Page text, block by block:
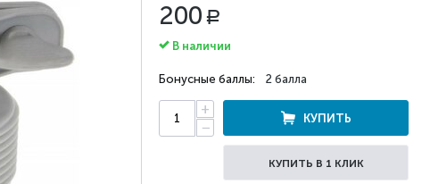
200 Р
В наличии
Бонусные баллы: 2 балла
+
−
КУПИТЬ
КУПИТЬ В 1 КЛИК